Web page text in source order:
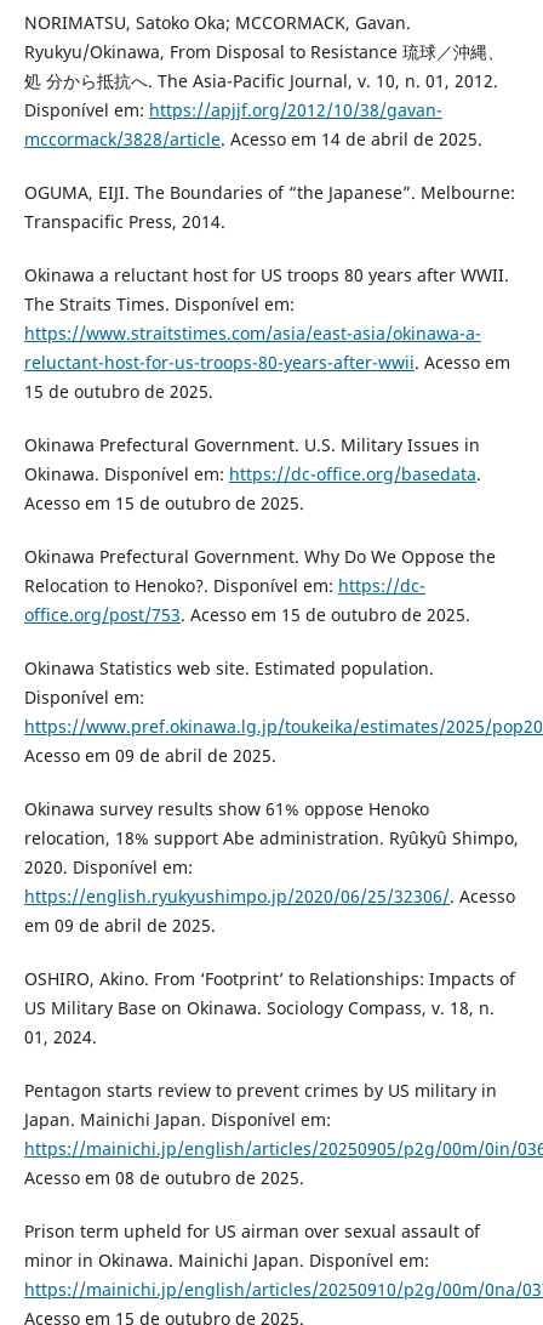
NORIMATSU, Satoko Oka; MCCORMACK, Gavan.
Ryukyu/Okinawa, From Disposal to Resistance 琉球／沖縄、
処 分から抵抗へ. The Asia-Pacific Journal, v. 10, n. 01, 2012.
Disponível em: https://apjjf.org/2012/10/38/gavan-
mccormack/3828/article. Acesso em 14 de abril de 2025.
OGUMA, EIJI. The Boundaries of “the Japanese”. Melbourne:
Transpacific Press, 2014.
Okinawa a reluctant host for US troops 80 years after WWII.
The Straits Times. Disponível em:
https://www.straitstimes.com/asia/east-asia/okinawa-a-
reluctant-host-for-us-troops-80-years-after-wwii. Acesso em
15 de outubro de 2025.
Okinawa Prefectural Government. U.S. Military Issues in
Okinawa. Disponível em: https://dc-office.org/basedata.
Acesso em 15 de outubro de 2025.
Okinawa Prefectural Government. Why Do We Oppose the
Relocation to Henoko?. Disponível em: https://dc-
office.org/post/753. Acesso em 15 de outubro de 2025.
Okinawa Statistics web site. Estimated population.
Disponível em:
https://www.pref.okinawa.lg.jp/toukeika/estimates/2025/
Acesso em 09 de abril de 2025.
Okinawa survey results show 61% oppose Henoko
relocation, 18% support Abe administration. Ryûkyû Shimpo,
2020. Disponível em:
https://english.ryukyushimpo.jp/2020/06/25/32306/. Acesso
em 09 de abril de 2025.
OSHIRO, Akino. From ‘Footprint’ to Relationships: Impacts of
US Military Base on Okinawa. Sociology Compass, v. 18, n.
01, 2024.
Pentagon starts review to prevent crimes by US military in
Japan. Mainichi Japan. Disponível em:
https://mainichi.jp/english/articles/20250905/p2g/00m/0in/
Acesso em 08 de outubro de 2025.
Prison term upheld for US airman over sexual assault of
minor in Okinawa. Mainichi Japan. Disponível em:
https://mainichi.jp/english/articles/20250910/p2g/00m/0na/
Acesso em 15 de outubro de 2025.